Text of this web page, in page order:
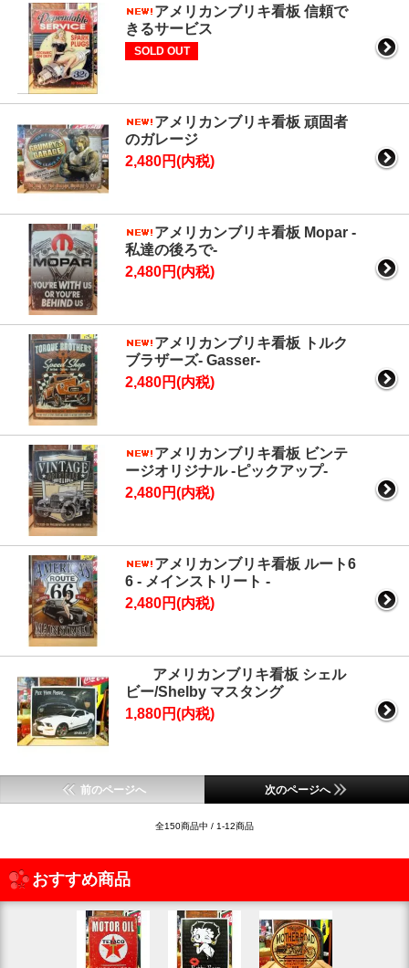
アメリカンブリキ看板 信頼で
きるサービス
SOLD OUT
アメリカンブリキ看板 頑固者
のガレージ
2,480円(内税)
アメリカンブリキ看板 Mopar -
私達の後ろで-
2,480円(内税)
アメリカンブリキ看板 トルク
ブラザーズ- Gasser-
2,480円(内税)
アメリカンブリキ看板 ビンテ
ージオリジナル -ピックアップ-
2,480円(内税)
アメリカンブリキ看板 ルート6
6 - メインストリート -
2,480円(内税)
アメリカンブリキ看板 シェル
ビー/Shelby マスタング
1,880円(内税)
前のページへ 次のページへ
全150商品中 / 1-12商品
おすすめ商品